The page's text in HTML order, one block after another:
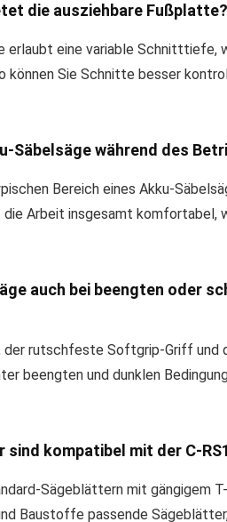
die ausziehbare Fußplatte?
erlaubt eine variable Schnitttiefe,
können Sie Schnitte besser
Säbelsäge während des
Bereich eines Akku-
Arbeit insgesamt komfortabel,
auch bei beengten oder
der rutschfeste Softgrip-Griff
beengten und dunklen
sind kompatibel mit der C-
Sägeblättern mit gängigem
Baustoffe passende